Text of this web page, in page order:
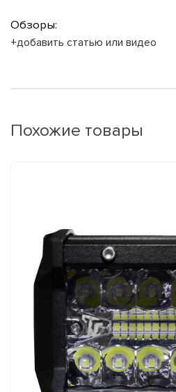
Обзоры:
+добавить статью или видео
Похожие товары